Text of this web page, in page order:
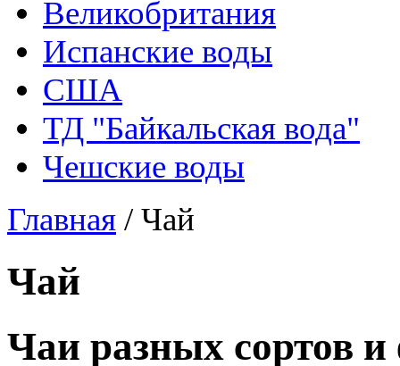
Великобритания
Испанские воды
США
ТД "Байкальская вода"
Чешские воды
Главная /Чай
Чай
Чаи разных сортов и